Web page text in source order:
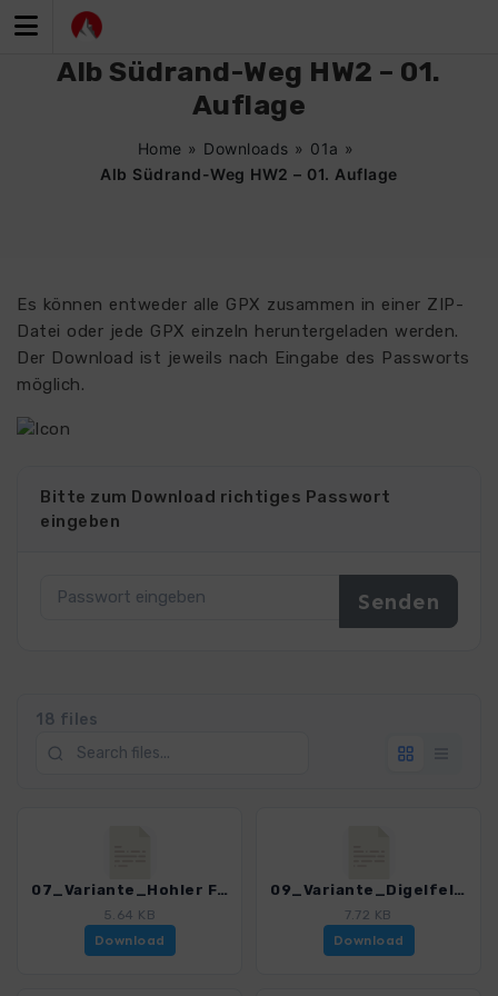
Inhalt
Alb Südrand-Weg HW2 – 01.
Auflage
Home » Downloads » 01a »
Alb Südrand-Weg HW2 – 01. Auflage
Es können entweder alle GPX zusammen in einer ZIP-
Datei oder jede GPX einzeln heruntergeladen werden.
Der Download ist jeweils nach Eingabe des Passworts
möglich.
Bitte zum Download richtiges Passwort
eingeben
18 files
07_Variante_Hohler Fels_4549_1.gpx
5.64 KB
Download
09_Variante_Digelfeld_4549_1.gpx
7.72 KB
Download